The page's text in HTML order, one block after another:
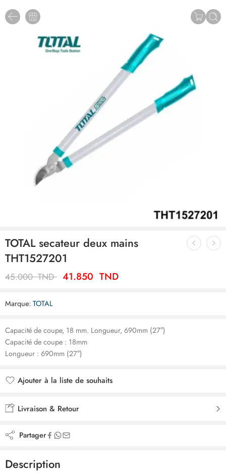
TOTAL secateur deux mains
THT1527201
45.000TND 41.850 TND
Marque: TOTAL
Capacité de coupe, 18 mm. Longueur, 690mm (27″)
Capacité de coupe : 18mm
Longueur : 690mm (27″)
Ajouter à la liste de souhaits
Livraison & Retour
Partager
Description